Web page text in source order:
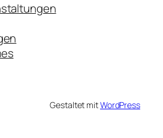
Gestaltet mitWordPress